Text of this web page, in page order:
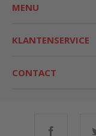
MENU
KLANTENSERVICE
CONTACT